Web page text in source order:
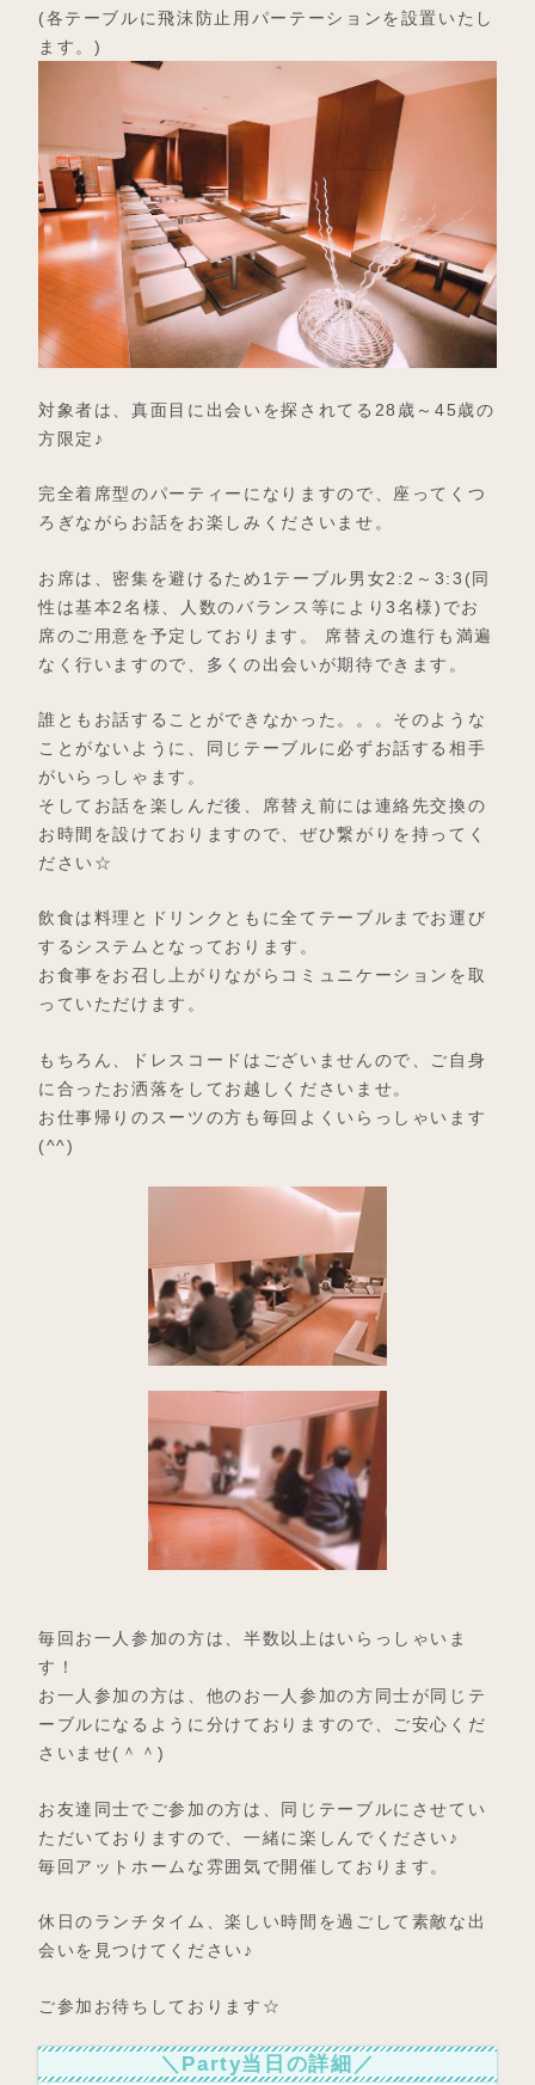
(各テーブルに飛沫防止用パーテーションを設置いたし
ます。)
対象者は、真面目に出会いを探されてる28歳～45歳の
方限定♪
完全着席型のパーティーになりますので、座ってくつ
ろぎながらお話をお楽しみくださいませ。
お席は、密集を避けるため1テーブル男女2:2～3:3(同
性は基本2名様、人数のバランス等により3名様)でお
席のご用意を予定しております。 席替えの進行も満遍
なく行いますので、多くの出会いが期待できます。
誰ともお話することができなかった。。。そのような
ことがないように、同じテーブルに必ずお話する相手
がいらっしゃます。
そしてお話を楽しんだ後、席替え前には連絡先交換の
お時間を設けておりますので、ぜひ繋がりを持ってく
ださい☆
飲食は料理とドリンクともに全てテーブルまでお運び
するシステムとなっております。
お食事をお召し上がりながらコミュニケーションを取
っていただけます。
もちろん、ドレスコードはございませんので、ご自身
に合ったお洒落をしてお越しくださいませ。
お仕事帰りのスーツの方も毎回よくいらっしゃいます
(^^)
毎回お一人参加の方は、半数以上はいらっしゃいま
す！
お一人参加の方は、他のお一人参加の方同士が同じテ
ーブルになるように分けておりますので、ご安心くだ
さいませ(＾＾)
お友達同士でご参加の方は、同じテーブルにさせてい
ただいておりますので、一緒に楽しんでください♪
毎回アットホームな雰囲気で開催しております。
休日のランチタイム、楽しい時間を過ごして素敵な出
会いを見つけてください♪
ご参加お待ちしております☆
＼Party当日の詳細／